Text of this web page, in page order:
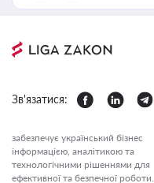
Зв'язатися:
забезпечує український бізнес
інформацією, аналітикою та
технологічними рішеннями для
ефективної та безпечної роботи.